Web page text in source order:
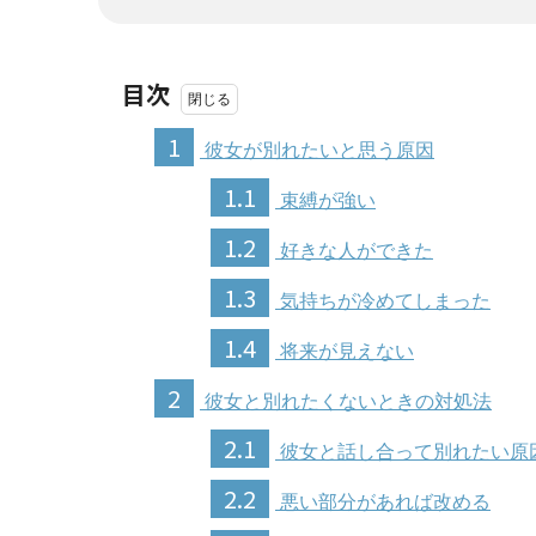
目次
1
彼女が別れたいと思う原因
1.1 束縛が強い
1.2 好きな人ができた
1.3 気持ちが冷めてしまった
1.4 将来が見えない
2 彼女と別れたくないときの対処法
2.1 彼女と話し合って別れたい原
2.2 悪い部分があれば改める